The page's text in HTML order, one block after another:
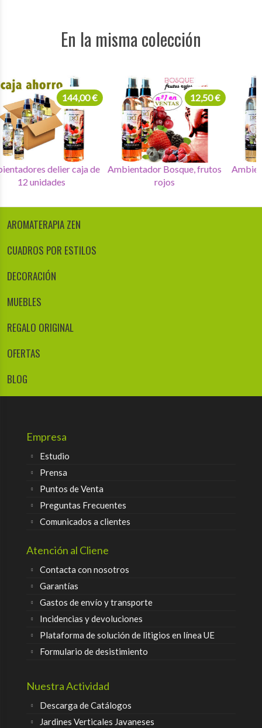
En la misma colección
Ambientadores delier caja de
12 unidades
144,00 €
Ambientador Bosque, frutos
rojos
12,50 €
AROMATERAPIA ZEN
CUADROS POR ESTILOS
DECORACIÓN
MUEBLES
REGALO ORIGINAL
OFERTAS
BLOG
Empresa
Estudio
Prensa
Puntos de Venta
Preguntas Frecuentes
Comunicados a clientes
Atención al Cliene
Contacta con nosotros
Garantías
Gastos de envío y transporte
Incidencias y devoluciones
Plataforma de solución de litigios en línea UE
Formulario de desistimiento
Nuestra Actividad
Descarga de Catálogos
Jardines Verticales Javaneses